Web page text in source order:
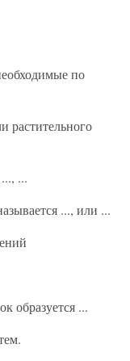
по
растительного
...
..., или ...
образуется ...